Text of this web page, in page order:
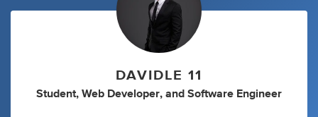
DAVIDLE 11
Student, Web Developer, and Software Engineer